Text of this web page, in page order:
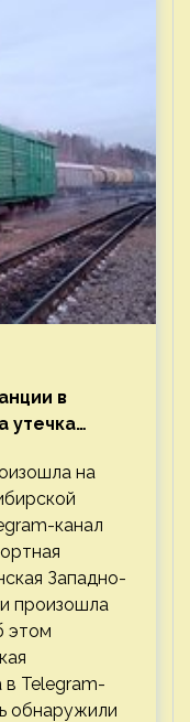
в
утечка
на
канал
Западно-
произошла
этом
в Telegram-
обнаружили